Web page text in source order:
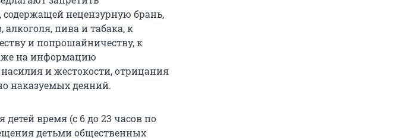
нецензурную брань,
пива и табака, к
и попрошайничеству, к
на информацию
и жестокости, отрицания
наказуемых деяний.
время (с 6 до 23 часов по
детьми общественных